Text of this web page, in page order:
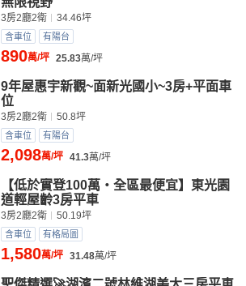
3房2廳2衛 34.46坪
含車位 有陽台
890萬/坪 25.83萬/坪
9年屋惠宇新觀~面新光國小~3房+平面車
位
3房2廳2衛 50.8坪
含車位 有陽台
2,098萬/坪 41.3萬/坪
【低於實登100萬・全區最便宜】東光園
道輕屋齡3房平車
3房2廳2衛 50.19坪
含車位 有格局圖
1,580萬/坪 31.48萬/坪